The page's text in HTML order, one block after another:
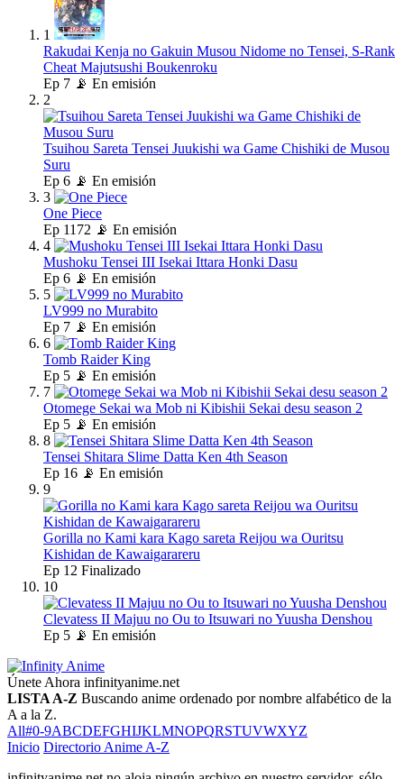
1
Rakudai Kenja no Gakuin Musou Nidome no Tensei, S-Rank
Cheat Majutsushi Boukenroku
Ep 7 📡 En emisión
2
Tsuihou Sareta Tensei Juukishi wa Game Chishiki de Musou
Suru
Ep 6 📡 En emisión
3
One Piece
Ep 1172 📡 En emisión
4
Mushoku Tensei III Isekai Ittara Honki Dasu
Ep 6 📡 En emisión
5
LV999 no Murabito
Ep 7 📡 En emisión
6
Tomb Raider King
Ep 5 📡 En emisión
7
Otomege Sekai wa Mob ni Kibishii Sekai desu season 2
Ep 5 📡 En emisión
8
Tensei Shitara Slime Datta Ken 4th Season
Ep 16 📡 En emisión
9
Gorilla no Kami kara Kago sareta Reijou wa Ouritsu
Kishidan de Kawaigarareru
Ep 12 Finalizado
10
Clevatess II Majuu no Ou to Itsuwari no Yuusha Denshou
Ep 5 📡 En emisión
Únete Ahora infinityanime.net
LISTA A-Z Buscando anime ordenado por nombre alfabético de la
A a la Z.
All#0-9ABCDEFGHIJKLMNOPQRSTUVWXYZ
Inicio Directorio Anime A-Z